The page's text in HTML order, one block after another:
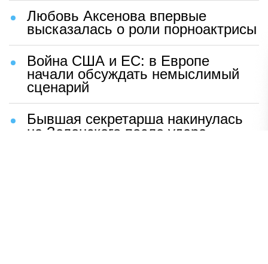
Любовь Аксенова впервые
высказалась о роли порноактрисы
Война США и ЕС: в Европе
начали обсуждать немыслимый
сценарий
Бывшая секретарша накинулась
на Зеленского после удара